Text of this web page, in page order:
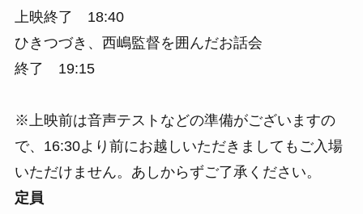
上映終了 18:40
ひきつづき、西嶋監督を囲んだお話会
終了 19:15
※上映前は音声テストなどの準備がございますの
で、16:30より前にお越しいただきましてもご入場
いただけません。あしからずご了承ください。
定員